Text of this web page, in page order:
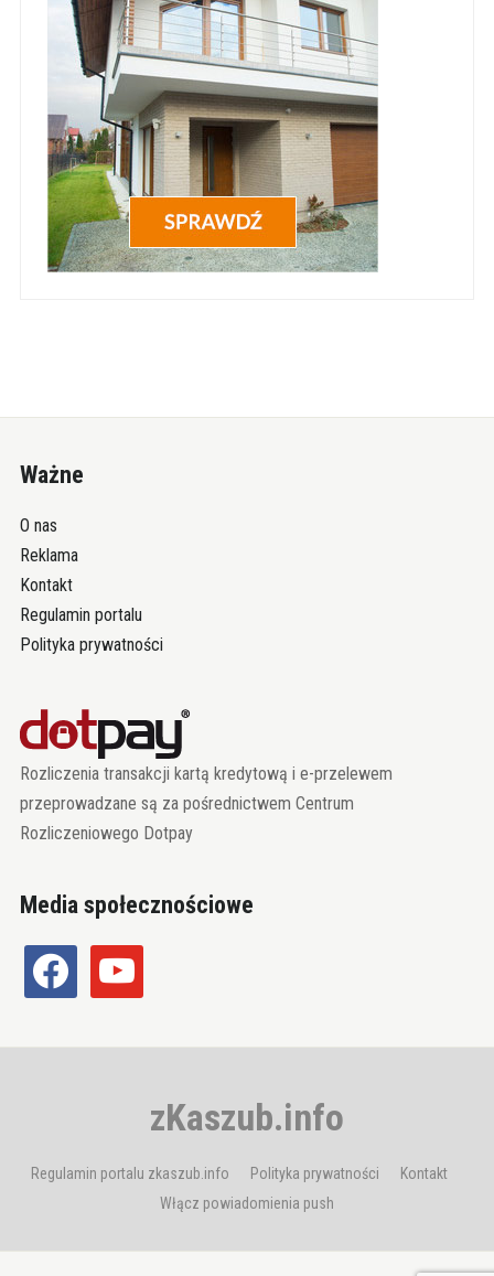
Ważne
O nas
Reklama
Kontakt
Regulamin portalu
Polityka prywatności
Rozliczenia transakcji kartą kredytową i e-przelewem
przeprowadzane są za pośrednictwem Centrum
Rozliczeniowego Dotpay
Media społecznościowe
facebook youtube
zKaszub.info
Regulamin portalu zkaszub.info Polityka prywatności
Kontakt
Włącz powiadomienia push